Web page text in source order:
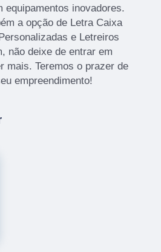
equipamentos inovadores.
a opção de Letra Caixa
e Letreiros
não deixe de entrar em
mais. Teremos o prazer de
empreendimento!